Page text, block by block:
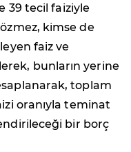
39 tecil faiziyle
kimse de
faiz ve
bunların yerine
toplam
oranıyla teminat
bir borç